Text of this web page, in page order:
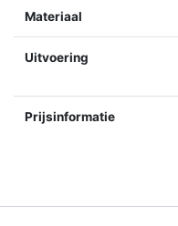
Materiaal
Uitvoering
Prijsinformatie